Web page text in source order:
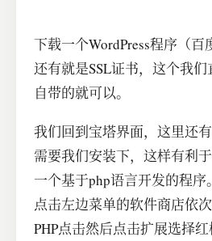
下载一个WordPress程序（百
还有就是SSL证书，这个我
自带的就可以。
我们回到宝塔界面，这里还
需要我们安装下，这样有利
一个基于php语言开发的程序。
点击左边菜单的软件商店依
PHP点击然后点击扩展选择红